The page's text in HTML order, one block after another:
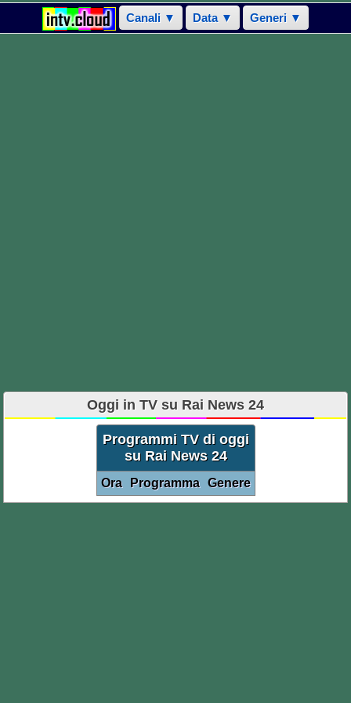
Canali ▼ Data ▼ Generi ▼
Oggi in TV su Rai News 24
Programmi TV di oggi
su Rai News 24
Ora Programma Genere